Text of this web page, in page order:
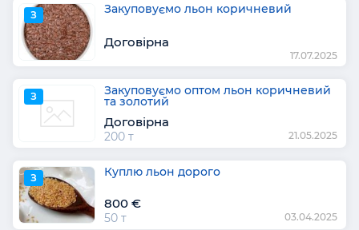
З Закуповуємо льон коричневий
Договірна
17.07.2025
З Закуповуємо оптом льон коричневий
та золотий
Договірна
200 т 21.05.2025
З Куплю льон дорого
800 €
50 т 03.04.2025